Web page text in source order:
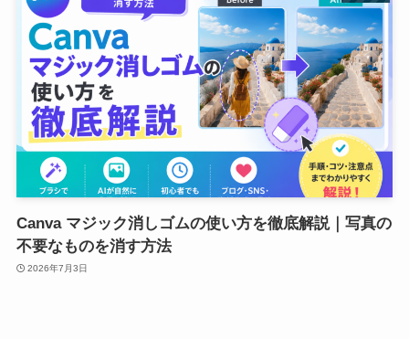
Canva マジック消しゴムの使い方を徹底解説｜写真の
不要なものを消す方法
2026年7月3日